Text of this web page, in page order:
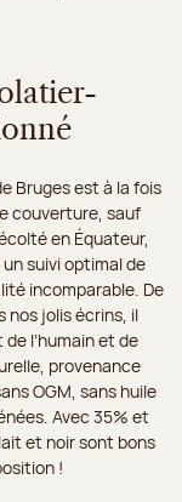
Bruges est à la fois
couverture, sauf
en Équateur,
suivi optimal de
incomparable. De
nos jolis écrins, il
l’humain et de
provenance
OGM, sans huile
Avec 35% et
et noir sont bons
!